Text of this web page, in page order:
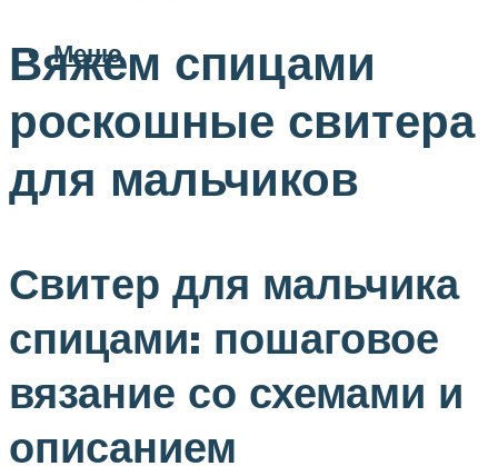
Меню
Вяжем спицами
роскошные свитера
для мальчиков
Свитер для мальчика
спицами: пошаговое
вязание со схемами и
описанием